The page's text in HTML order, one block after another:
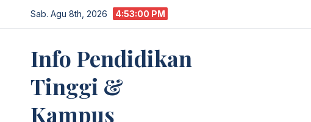
to
Sab. Agu 8th, 2026 4:53:00 PM
Info Pendidikan
Tinggi &
Kampus